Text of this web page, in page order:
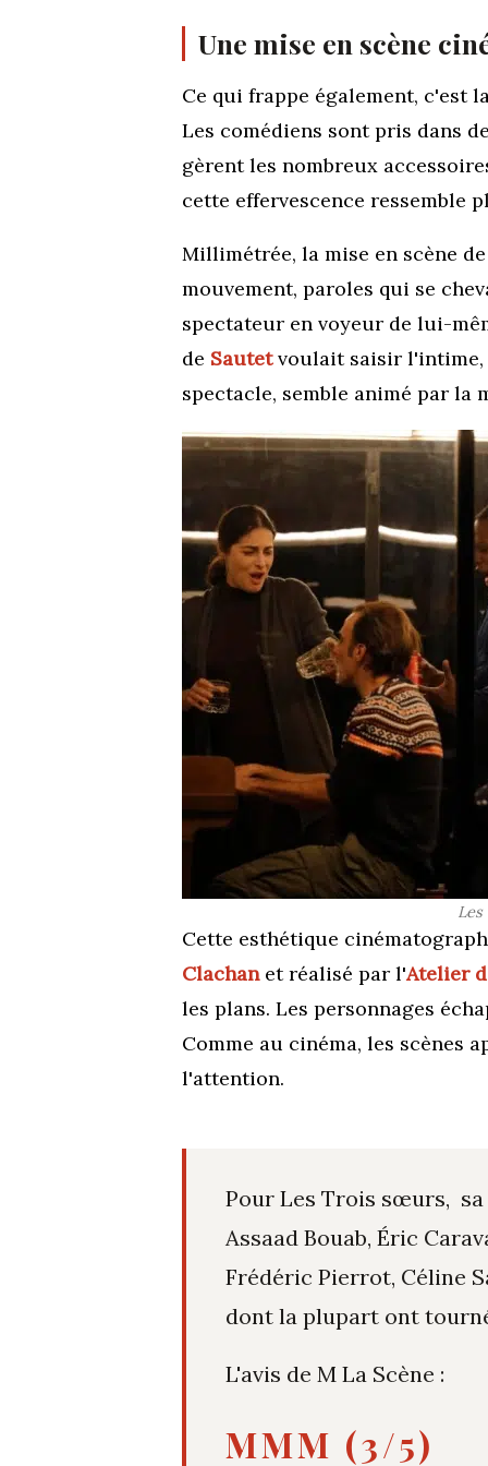
Une mise en scène
Ce qui frappe également, c'est
Les comédiens sont pris dans
gèrent les nombreux
cette effervescence ressemble
Millimétrée, la mise en scène
mouvement, paroles qui se
spectateur en voyeur de lui-
de Sautetvoulait saisir l'intime,
spectacle, semble animé par la
Cette esthétique
Clachan et réalisé par l'Atelier
les plans. Les personnages
Comme au cinéma, les scènes
l'attention.
Pour Les Trois sœurs, sa
Assaad Bouab, Éric
Frédéric Pierrot, Céline
dont la plupart ont
L'avis de M La Scène :
MMM (3/5)